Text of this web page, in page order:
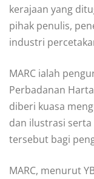
kerajaan yang
pihak penulis,
industri
MARC ialah
Perbadanan
diberi kuasa
dan ilustrasi
tersebut bagi
MARC, menurut